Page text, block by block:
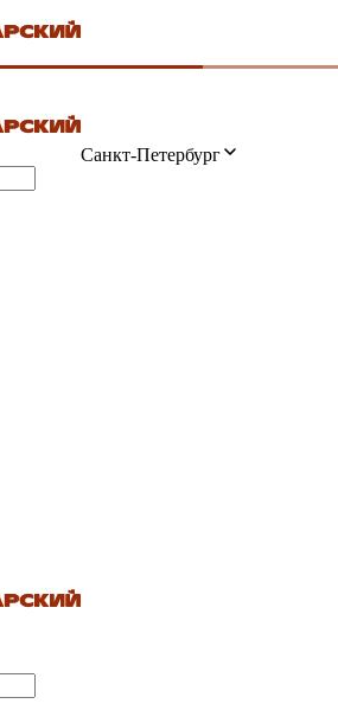
Санкт-Петербург